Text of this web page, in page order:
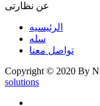
عن نظارتى
الرئيسيه
سله
تواصل معنا
Copyright © 2020 By
solutions